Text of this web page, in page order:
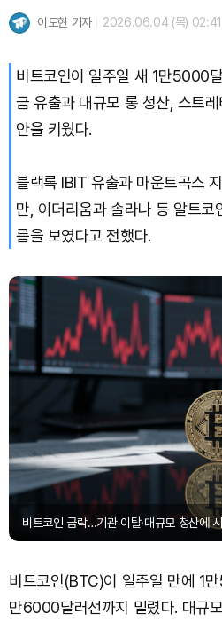
Dogecoin (DOGE)
Bitcoin (BTC)
이도현 기자 2026.06.04 (목) 02:41
비트코인이 일주일 새 1만5000
금 유출과 대규모 롱 청산, 스트
안을 키웠다.
블랙록 IBIT 유출과 마운트곡스
만, 이더리움과 솔라나 등 알트코
름을 보였다고 전했다.
비트코인 급락…기관 이탈·대규모 청산
비트코인(BTC)이 일주일 만에 1
만6000달러선까지 밀렸다. 대규